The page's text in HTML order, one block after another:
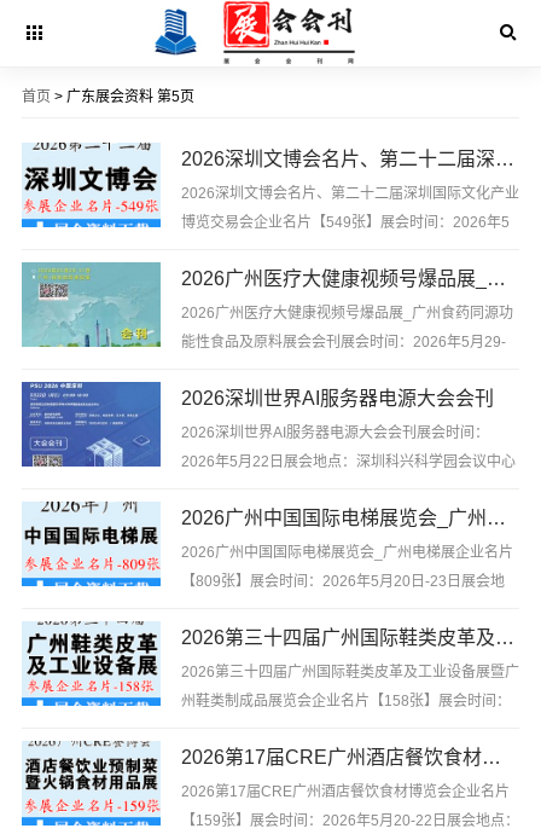
首页 > 广东展会资料 第5页
2026深圳文博会名片、第二十二届深圳国际文化产业博览交易会企业名片【549张】
2026深圳文博会名片、第二十二届深圳国际文化产业
博览交易会企业名片【549张】展会时间：2026年5
圳文博会名片、第二十二届深圳国际文化产业博览交
易会企业名片【549张】含参展企业联...
2026广州医疗大健康视频号爆品展_广州食药同源功能性食品及原料展会会刊
2026广州医疗大健康视频号爆品展_广州食药同源功
能性食品及原料展会会刊展会时间：2026年5月29-
大健康视频号爆品展_广州食药同源功能性食品及原
料展会会刊，是你寻找项目、产品与厂商货源的最佳
帮手。不用再东奔...
​2026深圳世界AI服务器电源大会会刊
2026深圳世界AI服务器电源大会会刊展会时间：
2026年5月22日展会地点：深圳科兴科学园会议中心
系方式等，是你寻找项目、产品与厂商货源的最佳帮
手。不用再东奔西跑，你坐在家中你坐在家中也能寻
找好的产品与项目...
2026广州中国国际电梯展览会_广州电梯展企业名片【809张】
2026广州中国国际电梯展览会_广州电梯展企业名片
【809张】展会时间：2026年5月20日-23日展会地
广州电梯展企业名片【809张】含参展企业联系方式
等，是你寻找项目、产品与厂商货源的最佳帮手。不
用再东奔西...
2026第三十四届广州国际鞋类皮革及工业设备展暨广州鞋类制成品展览会企业名片【158张】
2026第三十四届广州国际鞋类皮革及工业设备展暨广
州鞋类制成品展览会企业名片【158张】展会时间：
第三十四届广州国际鞋类皮革及工业设备展暨广州鞋
类制成品展览会企业名片【158张】含参展企业联系
方式等，...
2026第17届CRE广州酒店餐饮食材博览会企业名片【159张】
2026第17届CRE广州酒店餐饮食材博览会企业名片
【159张】展会时间：2026年5月20-22日展会地点：